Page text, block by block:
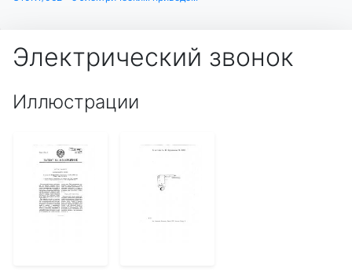
Электрический звонок
Иллюстрации